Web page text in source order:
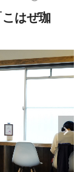
はぜ珈